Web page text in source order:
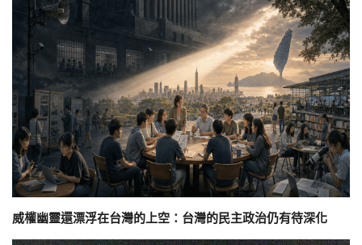
威權幽靈還漂浮在台灣的上空：台灣的民主政治仍有待深化